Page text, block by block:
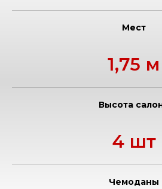
Мест
1,75 м
Высота
4 шт
Чемоданы